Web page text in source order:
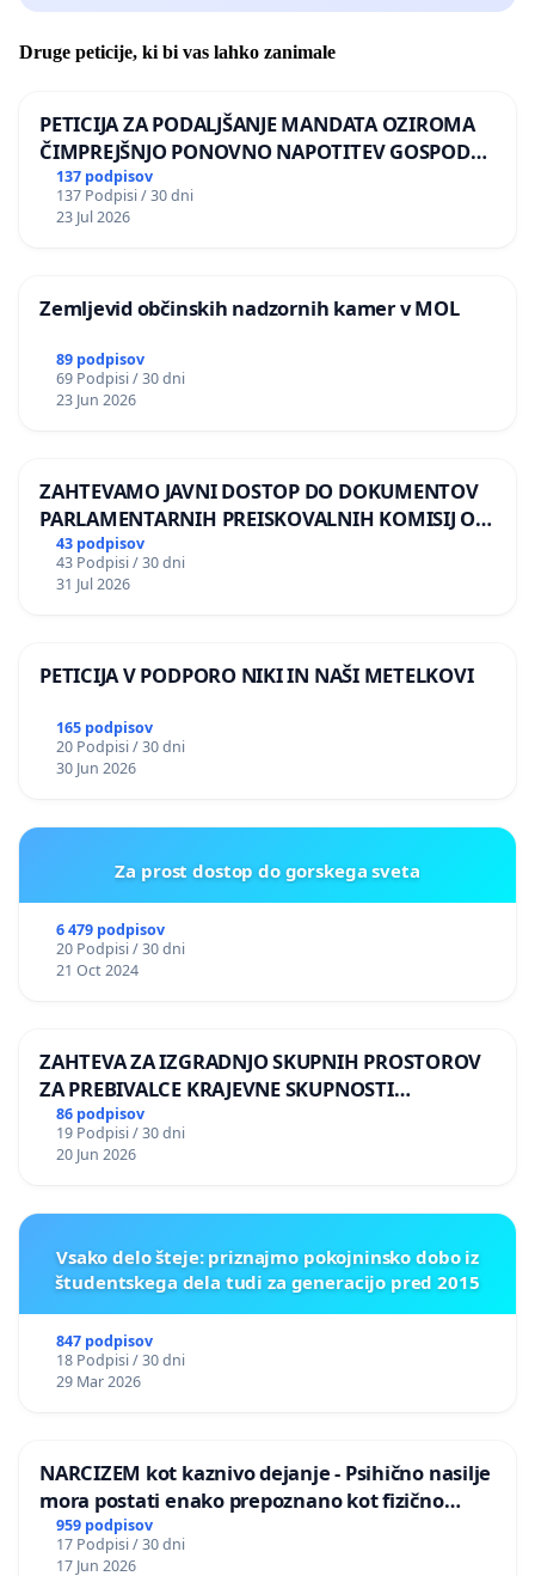
Druge peticije, ki bi vas lahko zanimale
PETICIJA ZA PODALJŠANJE MANDATA OZIROMA
ČIMPREJŠNJO PONOVNO NAPOTITEV GOSPODA
BERNARDA ŠRAJNERJA NA VELEPOSLANIŠTVO
REPUBLIKE SLOVENIJE V MOSKVI
137 podpisov
137 Podpisi / 30 dni
23 Jul 2026
Zemljevid občinskih nadzornih kamer v MOL
89 podpisov
69 Podpisi / 30 dni
23 Jun 2026
ZAHTEVAMO JAVNI DOSTOP DO DOKUMENTOV
PARLAMENTARNIH PREISKOVALNIH KOMISIJ O
ILEGALNI TRGOVINI Z OROŽJEM
43 podpisov
43 Podpisi / 30 dni
31 Jul 2026
PETICIJA V PODPORO NIKI IN NAŠI METELKOVI
165 podpisov
20 Podpisi / 30 dni
30 Jun 2026
Za prost dostop do gorskega sveta
6 479 podpisov
20 Podpisi / 30 dni
21 Oct 2024
ZAHTEVA ZA IZGRADNJO SKUPNIH PROSTOROV
ZA PREBIVALCE KRAJEVNE SKUPNOSTI
PRESTRANEK
86 podpisov
19 Podpisi / 30 dni
20 Jun 2026
Vsako delo šteje: priznajmo pokojninsko dobo iz
študentskega dela tudi za generacijo pred 2015
847 podpisov
18 Podpisi / 30 dni
29 Mar 2026
NARCIZEM kot kaznivo dejanje - Psihično nasilje
mora postati enako prepoznano kot fizično
nasilje
959 podpisov
17 Podpisi / 30 dni
17 Jun 2026